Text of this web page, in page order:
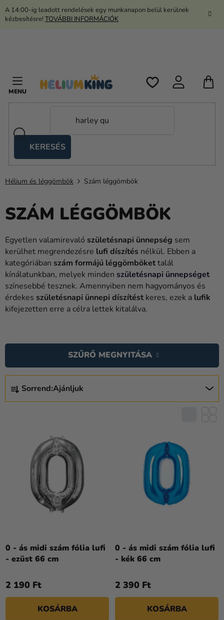
Ugrás
A 14:00-ig leadott rendelések egy munkanapon belül kerülnek
kézbesítésre! TOVÁBBI INFORMÁCIÓK
KERESÉS
sátrak
Kanekalon
Hélium
és
Esküvő
Party
Dekoráció
és
kiegészítők
Sütés
Újdonság
Ünnepek
Kreatív
kellékek
Témák
Személyre
Kiárusítás
Kapcsolat
Hélium és léggömbök Szám léggömbök
SZÁM LÉGGÖMBÖK
Egyetlen valamirevaló születésnapi ünnepség sem
kerülhet megrendezésre lufi díszítés nélkül. Ebben a
kategóriában szám formájú léggömbökettalál
kínálatunkban, melyek minden születésnapi ünnepséget
színesebbé tesznek. Amennyiben nem hagyományos és
érdekes születésnapi ünnepi díszítést keres, ezek a lufik
kifejezetten erre a célra lettek kitalálva.
E
R
Z
É
E
Sorrend:Ajánljuk
SZŰRŐ MEGNYITÁSA
E
R
M
É
K
0 - ás midi szám fólia lufi
- ezüst 66 cm
2 190 Ft
KOSÁRBA
0 - ás midi szám fólia lufi
- kék 66 cm
2 390 Ft
KOSÁRBA